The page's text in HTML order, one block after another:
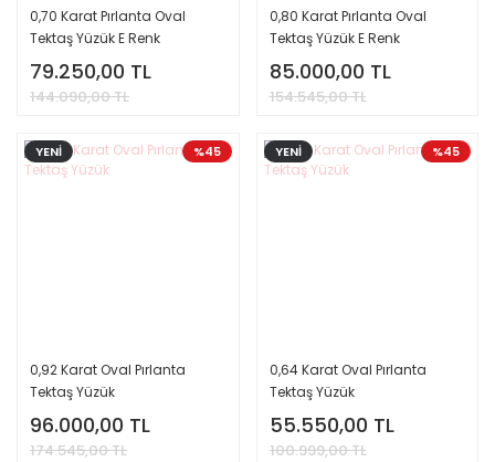
0,70 Karat Pırlanta Oval
Tektaş Yüzük E Renk
79.250,00 TL
144.090,00 TL
0,80 Karat Pırlanta Oval
Tektaş Yüzük E Renk
85.000,00 TL
154.545,00 TL
%45
YENİ
0,92 Karat Oval Pırlanta
Tektaş Yüzük
96.000,00 TL
174.545,00 TL
%45
YENİ
0,64 Karat Oval Pırlanta
Tektaş Yüzük
55.550,00 TL
100.999,00 TL